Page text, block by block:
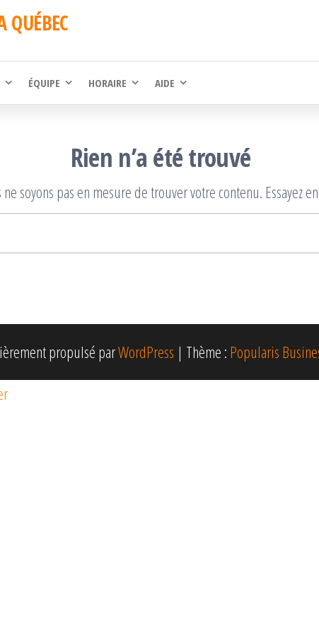
QUÉBEC
ÉQUIPE HORAIRE AIDE
Rien n’a été trouvé
soyons pas en mesure de trouver votre contenu. Essayez
propulsé parWordPress | Thème : Popularis